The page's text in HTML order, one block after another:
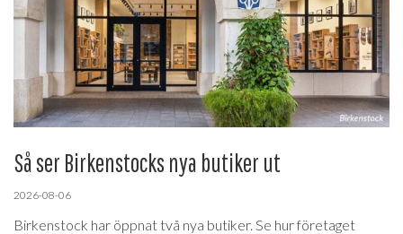
Så ser Birkenstocks nya butiker ut
2026-08-06
Birkenstock har öppnat två nya butiker. Se hur företaget